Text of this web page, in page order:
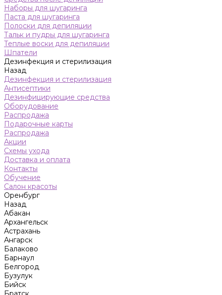
Наборы для шугаринга
Паста для шугаринга
Полоски для депиляции
Тальк и пудры для шугаринга
Теплые воски для депиляции
Шпатели
Дезинфекция и стерилизация
Назад
Дезинфекция и стерилизация
Антисептики
Дезинфицирующие средства
Оборудование
Распродажа
Подарочные карты
Распродажа
Акции
Схемы ухода
Доставка и оплата
Контакты
Обучение
Салон красоты
Оренбург
Назад
Абакан
Архангельск
Астрахань
Ангарск
Балаково
Барнаул
Белгород
Бузулук
Бийск